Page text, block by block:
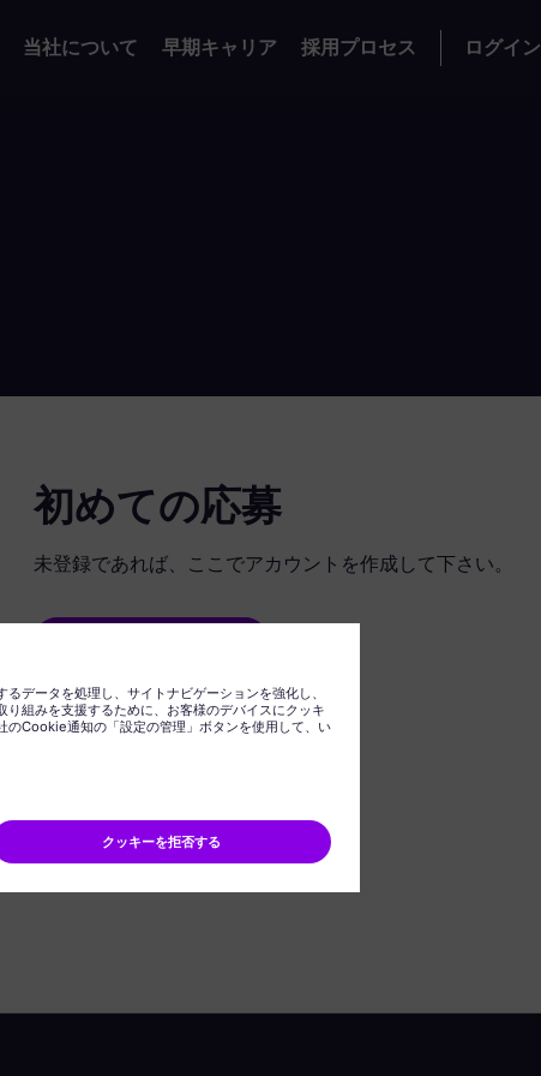
当社について 早期キャリア 採用プロセス ログイン
初めての応募
未登録であれば、ここでアカウントを作成して下さい。